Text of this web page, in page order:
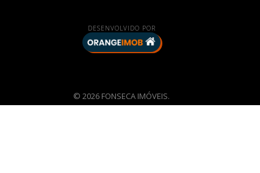
DESENVOLVIDO POR
© 2026 FONSECA IMÓVEIS.